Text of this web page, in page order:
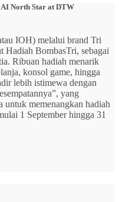
North Star at DTW
IOH) melalui brand Tri
Hadiah BombasTri, sebagai
Ribuan hadiah menarik
konsol game, hingga
lebih istimewa dengan
yang
untuk memenangkan hadiah
1 September hingga 31